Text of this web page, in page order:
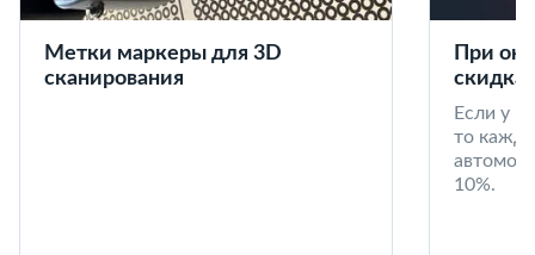
Метки маркеры для 3D
сканирования
При
скидка
Если у
то
10%.